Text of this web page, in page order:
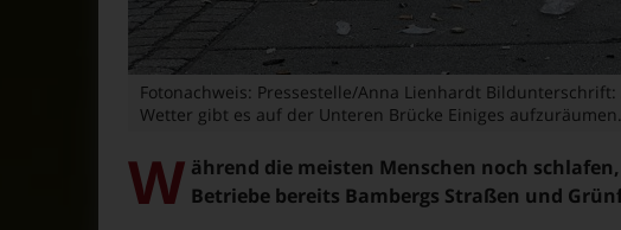
Fotonachweis: Pressestelle/Anna Lienhardt
Wetter gibt es auf der Unteren Brücke Einiges aufzuräumen.
W ährend die meisten Menschen noch
Betriebe bereits Bambergs Straßen und